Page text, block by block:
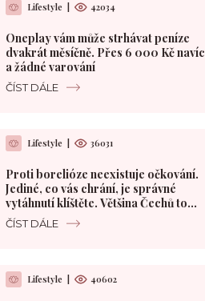
Lifestyle 42034
Oneplay vám může strhávat peníze
dvakrát měsíčně. Přes 6 000 Kč navíc
a žádné varování
ČÍST DÁLE
Lifestyle 36031
Proti borelióze neexistuje očkování.
Jediné, co vás chrání, je správné
vytáhnutí klíštěte. Většina Čechů to
dělá špatně
ČÍST DÁLE
Lifestyle 40602